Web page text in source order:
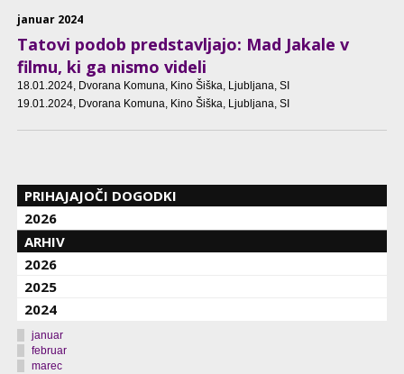
januar 2024
Tatovi podob predstavljajo: Mad Jakale v
filmu, ki ga nismo videli
18.01.2024, Dvorana Komuna, Kino Šiška, Ljubljana, SI
19.01.2024, Dvorana Komuna, Kino Šiška, Ljubljana, SI
PRIHAJAJOČI DOGODKI
2026
ARHIV
2026
2025
2024
januar
februar
marec